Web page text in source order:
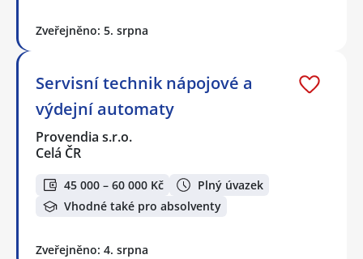
Zveřejněno: 5. srpna
Servisní technik nápojové a
výdejní automaty
Provendia s.r.o.
Celá ČR
45 000 – 60 000 Kč
Plný úvazek
Vhodné také pro absolventy
Zveřejněno: 4. srpna